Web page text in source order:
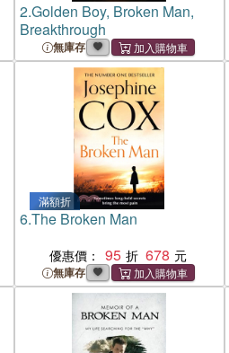
2.Golden Boy, Broken Man,
Breakthrough
無庫存
滿額折
6.The Broken Man
優惠價： 95 678
無庫存